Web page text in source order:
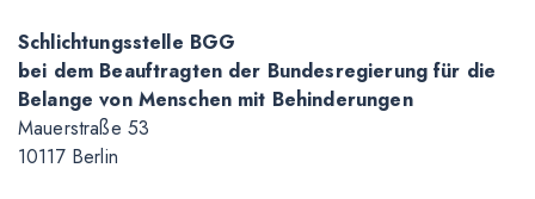
Schlichtungsstelle BGG
bei dem Beauftragten der Bundesregierung für die
Belange von Menschen mit Behinderungen
Mauerstraße 53
10117 Berlin